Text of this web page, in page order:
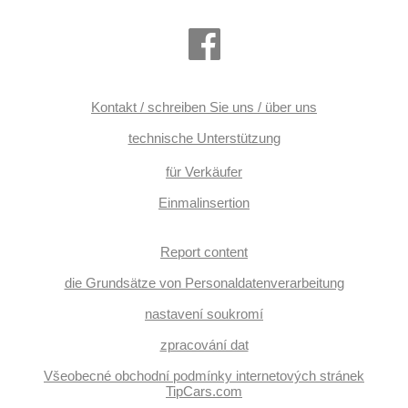
Kontakt / schreiben Sie uns / über uns
technische Unterstützung
für Verkäufer
Einmalinsertion
Report content
die Grundsätze von Personaldatenverarbeitung
nastavení soukromí
zpracování dat
Všeobecné obchodní podmínky internetových stránek
TipCars.com